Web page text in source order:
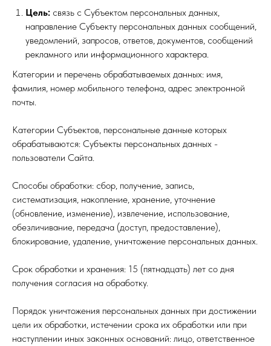
Цель: связь с Субъектом персональных данных,
направление Субъекту персональных данных сообщений,
уведомлений, запросов, ответов, документов, сообщений
рекламного или информационного характера.
Категории и перечень обрабатываемых данных: имя,
фамилия, номер мобильного телефона, адрес электронной
почты.
Категории Субъектов, персональные данные которых
обрабатываются: Субъекты персональных данных -
пользователи Сайта.
Способы обработки: сбор, получение, запись,
систематизация, накопление, хранение, уточнение
(обновление, изменение), извлечение, использование,
обезличивание, передача (доступ, предоставление),
блокирование, удаление, уничтожение персональных данных.
Срок обработки и хранения: 15 (пятнадцать) лет со дня
получения согласия на обработку.
Порядок уничтожения персональных данных при достижении
цели их обработки, истечении срока их обработки или при
наступлении иных законных оснований: лицо, ответственное